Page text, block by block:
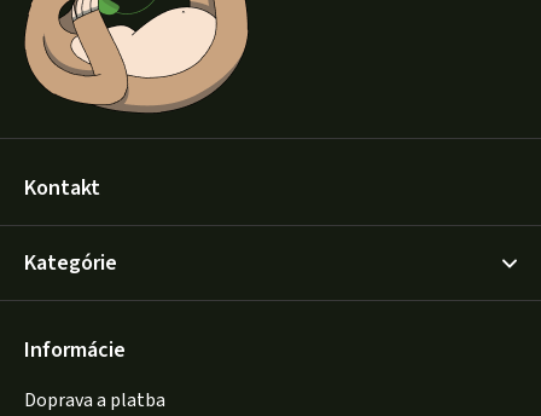
Kontakt
Kategórie
Informácie
Doprava a platba